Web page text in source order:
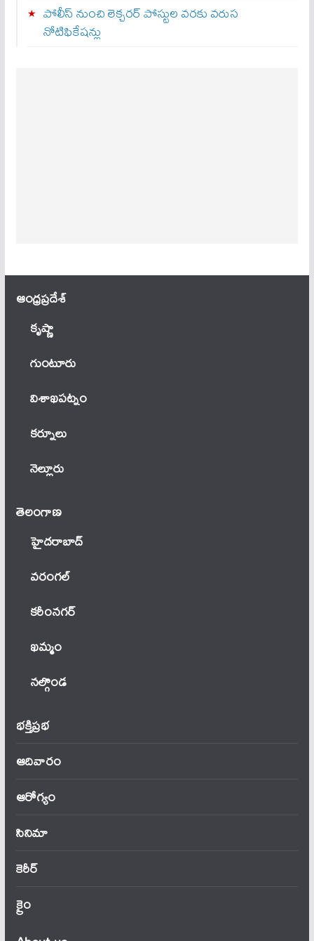
పోలీస్ నుంచి లెక్చరర్ పోస్టుల వరకు వరుస
నోటిఫికేషన్లు
ఆంధ్ర‌ప్ర‌దేశ్
కృష్ణా
గుంటూరు
విశాఖపట్నం
కర్నూలు
నెల్లూరు
తెలంగాణ‌
హైదరాబాద్
వ‌రంగ‌ల్
కరీంనగర్
ఖ‌మ్మం
నల్గొండ
భక్తిప్రభ
ఆదివారం
ఆరోగ్యం
సినిమా
కెరీర్
క్రైం